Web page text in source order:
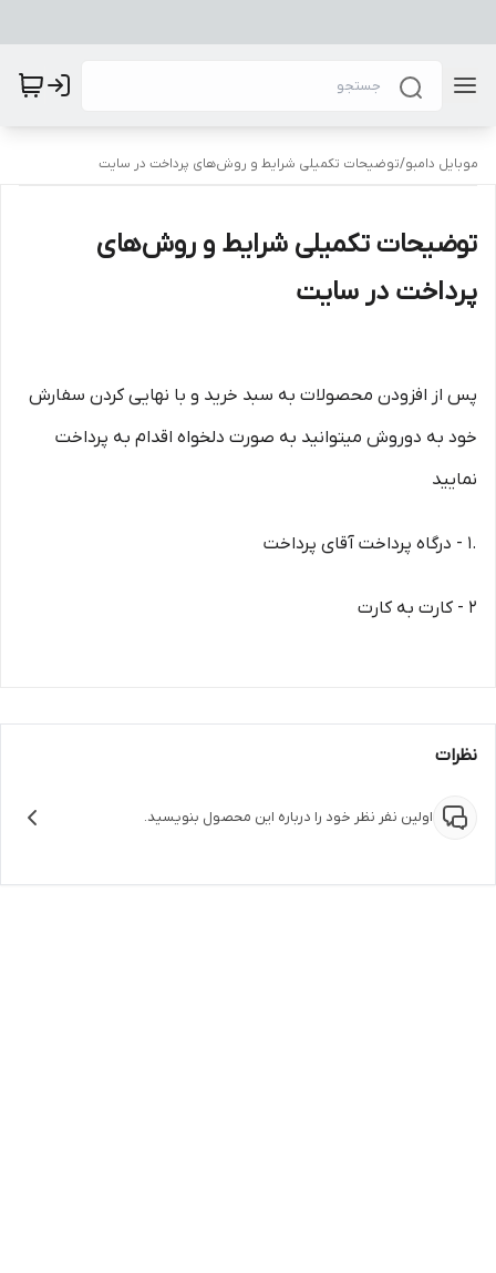
موبایل دامبو/توضیحات تکمیلی شرایط و روش‌های پرداخت در سایت
توضیحات تکمیلی شرایط و روش‌های
پرداخت در سایت
پس از افزودن محصولات به سبد خرید و با نهایی کردن سفارش
خود به دوروش میتوانید به صورت دلخواه اقدام به پرداخت
نمایید
.1 - درگاه پرداخت آقای پرداخت
2 - کارت به کارت
نظرات
اولین نفر نظر خود را درباره این محصول بنویسید.